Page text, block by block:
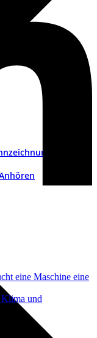
als
eine Maschine eine
und